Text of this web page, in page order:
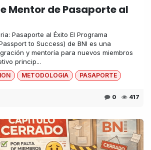
Mentor de Pasaporte al
Pasaporte al Éxito El Programa
to Success) de BNI es una
y mentoría para nuevos miembros
princip...
METODOLOGIA PASAPORTE
0 417